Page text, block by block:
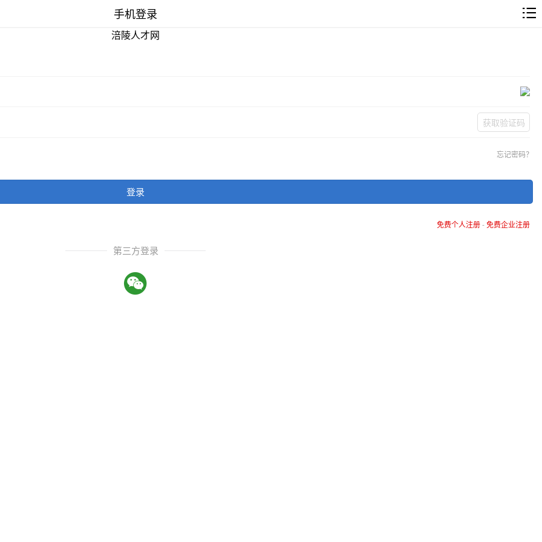
手机登录
涪陵人才网
获取验证码
忘记密码？
登录
免费个人注册-免费企业注册
第三方登录